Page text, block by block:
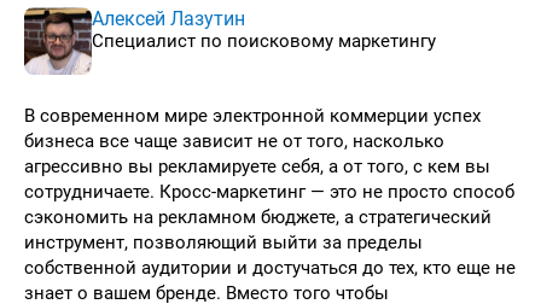
Алексей Лазутин
Специалист по поисковому маркетингу
В современном мире электронной коммерции успех
бизнеса все чаще зависит не от того, насколько
агрессивно вы рекламируете себя, а от того, с кем вы
сотрудничаете. Кросс-маркетинг — это не просто способ
сэкономить на рекламном бюджете, а стратегический
инструмент, позволяющий выйти за пределы
собственной аудитории и достучаться до тех, кто еще не
знает о вашем бренде. Вместо того чтобы